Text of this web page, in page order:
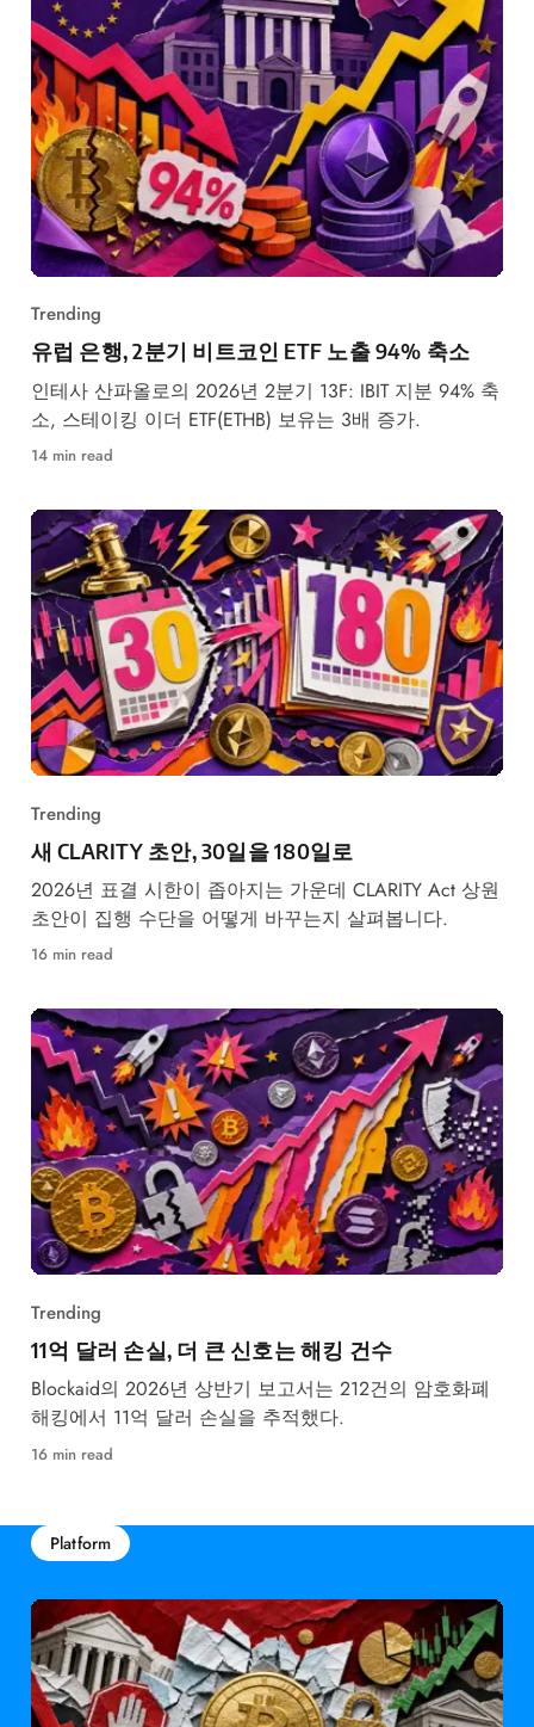
Trending
유럽 은행, 2분기 비트코인 ETF 노출 94% 축소
인테사 산파올로의 2026년 2분기 13F: IBIT 지분 94% 축
소, 스테이킹 이더 ETF(ETHB) 보유는 3배 증가.
14 min read
Trending
새 CLARITY 초안, 30일을 180일로
2026년 표결 시한이 좁아지는 가운데 CLARITY Act 상원
초안이 집행 수단을 어떻게 바꾸는지 살펴봅니다.
16 min read
Trending
11억 달러 손실, 더 큰 신호는 해킹 건수
Blockaid의 2026년 상반기 보고서는 212건의 암호화폐
해킹에서 11억 달러 손실을 추적했다.
16 min read
Platform